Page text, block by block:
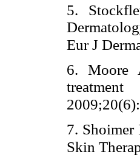
5.
Eur J
6. Moore
7. Shoimer
Skin